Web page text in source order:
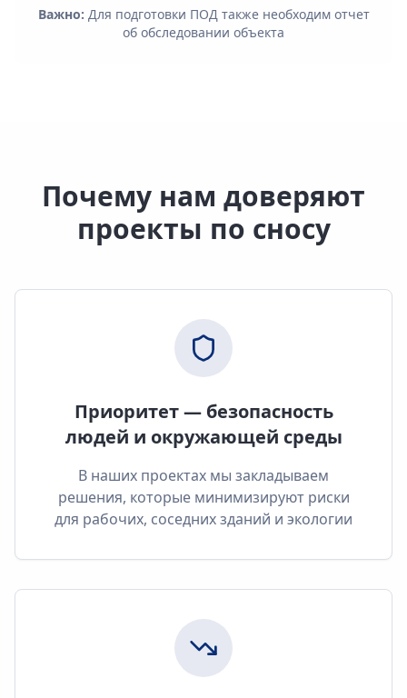
Важно: Для подготовки ПОД также необходим отчет
об обследовании объекта
Почему нам доверяют
проекты по сносу
Приоритет — безопасность
людей и окружающей среды
В наших проектах мы закладываем
решения, которые минимизируют риски
для рабочих, соседних зданий и экологии